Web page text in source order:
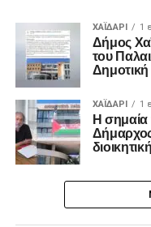
ΧΑΪΔΑΡΙ 1
Δήμος
του
ΧΑΪΔΑΡΙ 1
Η